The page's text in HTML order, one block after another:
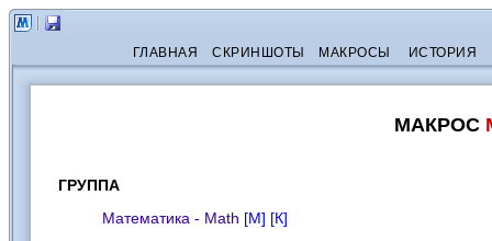
ГЛАВНАЯ СКРИНШОТЫ МАКРОСЫ ИСТОРИЯ
МАКРОС
ГРУППА
Математика - Math [М] [К]